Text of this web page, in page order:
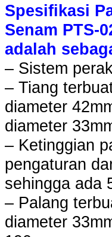
Spesifikasi
Senam PTS-
adalah
– Sistem
– Tiang
diameter
diameter
– Ketinggian
pengaturan
sehingga ada
– Palang
diameter